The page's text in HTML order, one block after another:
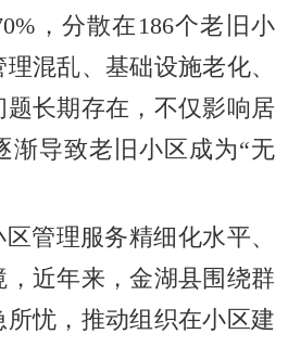
，分散在186个老旧小
混乱、基础设施老化、
题长期存在，不仅影响居
渐导致老旧小区成为“无
管理服务精细化水平、
近年来，金湖县围绕群
忧，推动组织在小区建